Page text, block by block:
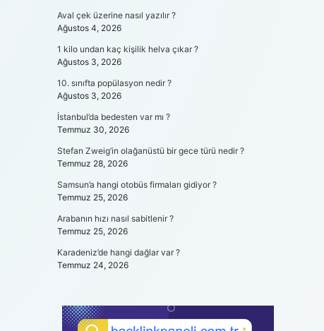
Aval çek üzerine nasıl yazılır ?
Ağustos 4, 2026
1 kilo undan kaç kişilik helva çıkar ?
Ağustos 3, 2026
10. sınıfta popülasyon nedir ?
Ağustos 3, 2026
İstanbul’da bedesten var mı ?
Temmuz 30, 2026
Stefan Zweig’in olağanüstü bir gece türü nedir ?
Temmuz 28, 2026
Samsun’a hangi otobüs firmaları gidiyor ?
Temmuz 25, 2026
Arabanın hızı nasıl sabitlenir ?
Temmuz 25, 2026
Karadeniz’de hangi dağlar var ?
Temmuz 24, 2026